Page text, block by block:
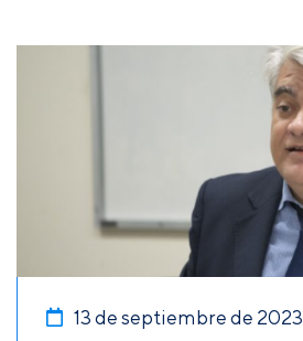
13 de septiembre de 2023